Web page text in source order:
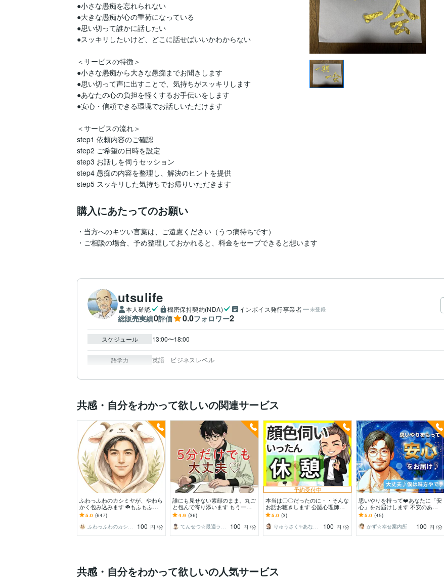
●小さな愚痴を忘れられない
●大きな愚痴が心の重荷になっている
●思い切って誰かに話したい
●スッキリしたいけど、どこに話せばいいかわからない
＜サービスの特徴＞
●小さな愚痴から大きな愚痴までお聞きします
●思い切って声に出すことで、気持ちがスッキリします
●あなたの心の負担を軽くするお手伝いをします
●安心・信頼できる環境でお話しいただけます
＜サービスの流れ＞
step1 依頼内容のご確認
step2 ご希望の日時を設定
step3 お話しを伺うセッション
step4 愚痴の内容を整理し、解決のヒントを提供
step5 スッキリした気持ちでお帰りいただきます
購入にあたってのお願い
・当方へのキツい言葉は、ご遠慮ください（うつ病待ちです）
・ご相談の場合、予め整理しておかれると、料金をセーブできると想います
utsulife
本人確認 機密保持契約(NDA) インボイス発行事業者 未登録
総販売実績0評価 0.0フォロワー2
スケジュール 13:00〜18:00
語学力 英語 ビジネスレベル
共感・自分をわかって欲しいの関連サービス
ふわっふわのカシミヤが、やわら
かく包み込みます ☘️もふもふに
包まれて、心、ほどける☘️
5.0 (647)
ふわっふわのカシミヤ
100 円 /分
誰にも見せない素顔のまま。丸ご
と包んで寄り添います もう一人
で抱え込まないで⭐︎無理に整え
ず、今の想いを聴かせて
4.9 (36)
てんせつ☆最適ライフをサポートする
100 円 /分
予約受付中
本当は〇〇だったのに・・そんな
お話お聴きします 公認心理師☘
自分を後回しにしてきた人☘ボイ
スサンプル聞いてね
5.0 (3)
りゅうさく✨あなたに寄り添う公認心理師✨
100 円 /分
思いやりを持って❤️あなたに「安
心」をお届けします 不安のある
あなたへ…！安心してや☘️親身に
聞くで✨応えるで✨
5.0 (45)
かず☆幸せ案内所
100 円 /分
共感・自分をわかって欲しいの人気サービス